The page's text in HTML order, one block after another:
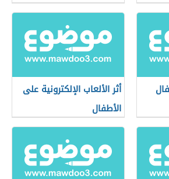
أثر الألعاب الإلكترونية على
الأطفال